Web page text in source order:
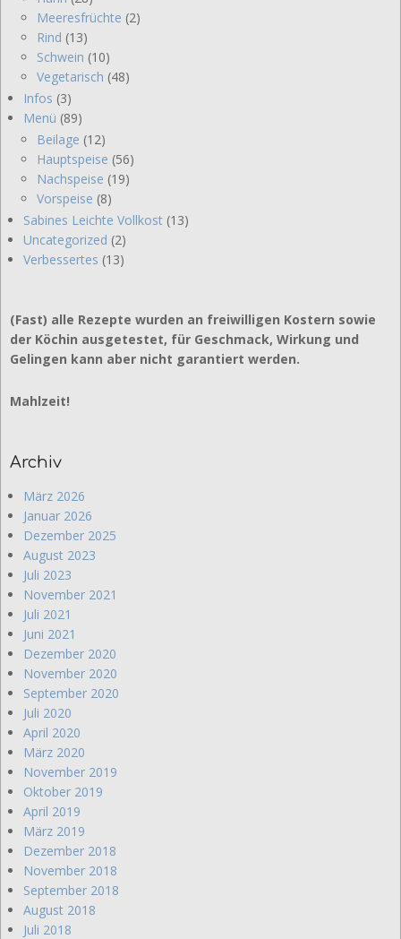
Meeresfrüchte (2)
Rind (13)
Schwein (10)
Vegetarisch (48)
Infos (3)
Menü (89)
Beilage (12)
Hauptspeise (56)
Nachspeise (19)
Vorspeise (8)
Sabines Leichte Vollkost (13)
Uncategorized (2)
Verbessertes (13)
(Fast) alle Rezepte wurden an freiwilligen Kostern sowie
der Köchin ausgetestet, für Geschmack, Wirkung und
Gelingen kann aber nicht garantiert werden.
Mahlzeit!
Archiv
März 2026
Januar 2026
Dezember 2025
August 2023
Juli 2023
November 2021
Juli 2021
Juni 2021
Dezember 2020
November 2020
September 2020
Juli 2020
April 2020
März 2020
November 2019
Oktober 2019
April 2019
März 2019
Dezember 2018
November 2018
September 2018
August 2018
Juli 2018